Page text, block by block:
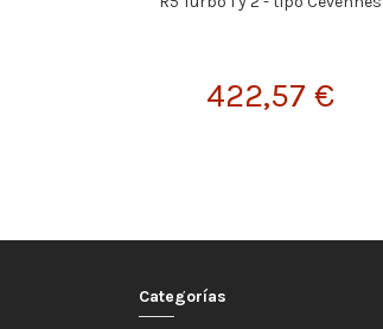
422,57 €
Categorías